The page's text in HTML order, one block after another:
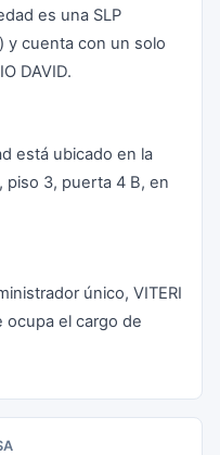
es una SLP
y cuenta con un solo
DAVID.
está ubicado en la
piso 3, puerta 4 B, en
único, VITERI
ocupa el cargo de